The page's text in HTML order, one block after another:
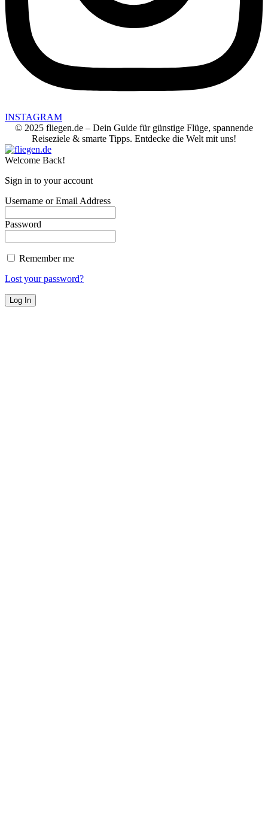
INSTAGRAM
© 2025 fliegen.de – Dein Guide für günstige Flüge, spannende
Reiseziele & smarte Tipps. Entdecke die Welt mit uns!
Welcome Back!
Sign in to your account
Username or Email Address
Password
Remember me
Lost your password?